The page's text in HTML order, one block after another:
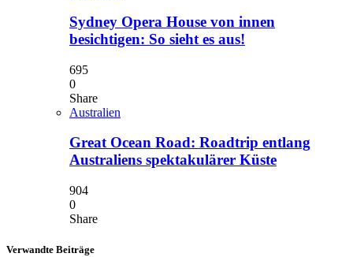
Sydney Opera House von innen
besichtigen: So sieht es aus!
695
0
Share
Australien
Great Ocean Road: Roadtrip entlang
Australiens spektakulärer Küste
904
0
Share
Verwandte Beiträge